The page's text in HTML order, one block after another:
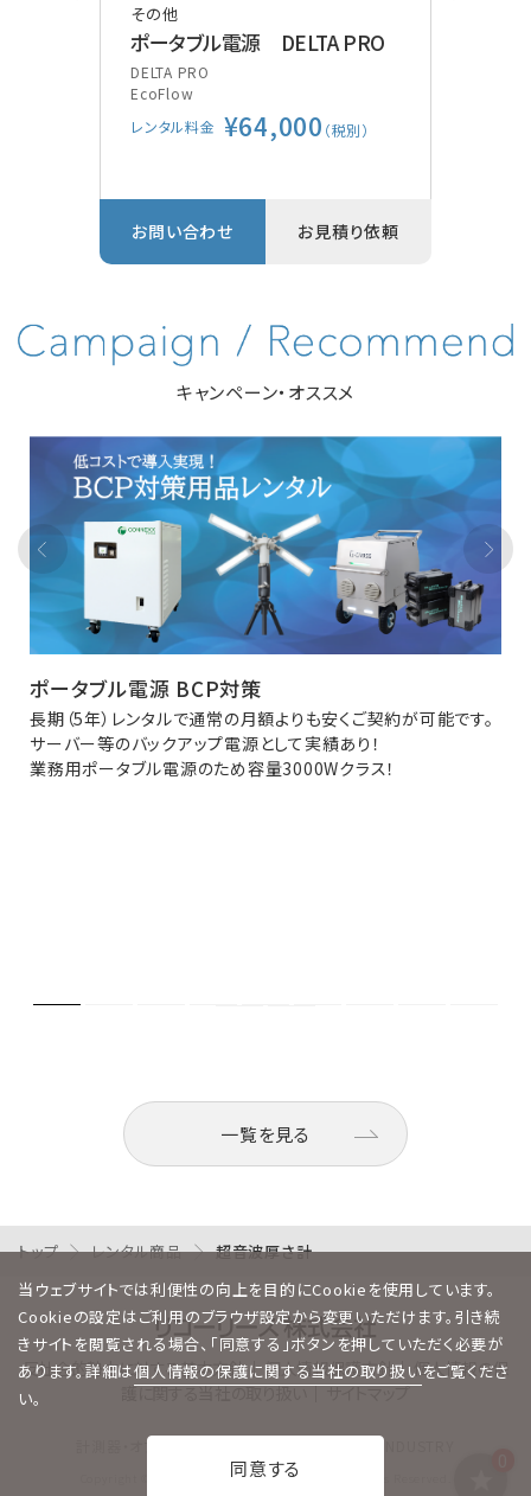
その他
ポータブル電源 DELTA PRO
DELTA PRO
EcoFlow
レンタル料金 ¥64,000 （税別）
お問い合わせ お見積り依頼
キャンペーン・オススメ
ポータブル電源 BCP対策
長期（5年）レンタルで通常の月額よりも安くご契約が可能です。
サーバー等のバックアップ電源として実績あり！
業務用ポータブル電源のため容量3000Wクラス！
一覧を見る
トップ レンタル商品 超音波厚さ計
反社会的勢力に対する基本方針｜個人情報保護方針｜個人情報の保
護に関する当社の取り扱い｜サイトマップ
計測器・オフィス機器レンタルならリコーリース INDUSTRY
Copyright © RICOH LEASING COMPANY,LTD. All Rights Reserved.
当ウェブサイトでは利便性の向上を目的にCookieを使用しています。
Cookieの設定はご利用のブラウザ設定から変更いただけます。引き続
きサイトを閲覧される場合、「同意する」ボタンを押していただく必要が
あります。詳細は個人情報の保護に関する当社の取り扱いをご覧くださ
い。
同意する